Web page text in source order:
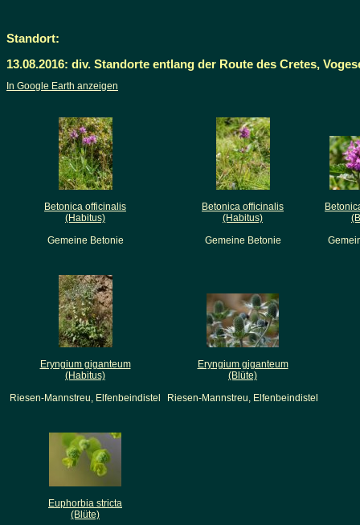
Standort:
13.08.2016: div. Standorte entlang der Route des Cretes,
In Google Earth anzeigen
Betonica officinalis
(Habitus)
Gemeine Betonie
Betonica officinalis
(Habitus)
Gemeine Betonie
Eryngium giganteum
(Habitus)
Riesen-Mannstreu, Elfenbeindistel
Eryngium giganteum
(Blüte)
Riesen-Mannstreu, Elfenbeindistel
Euphorbia stricta
(Blüte)